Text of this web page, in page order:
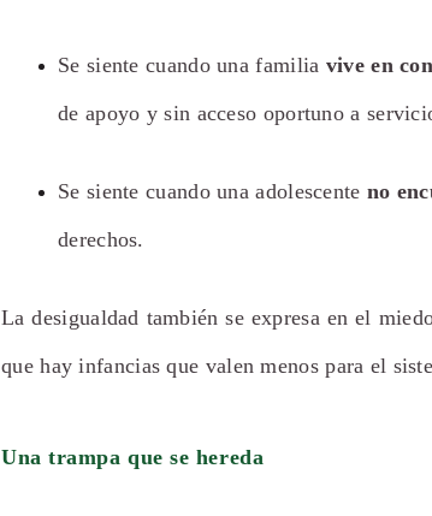
Se siente cuando una familia vive en
de apoyo y sin acceso oportuno a
Se siente cuando una adolescente no
derechos.
La desigualdad también se expresa en el
que hay infancias que valen menos para el
Una trampa que se hereda